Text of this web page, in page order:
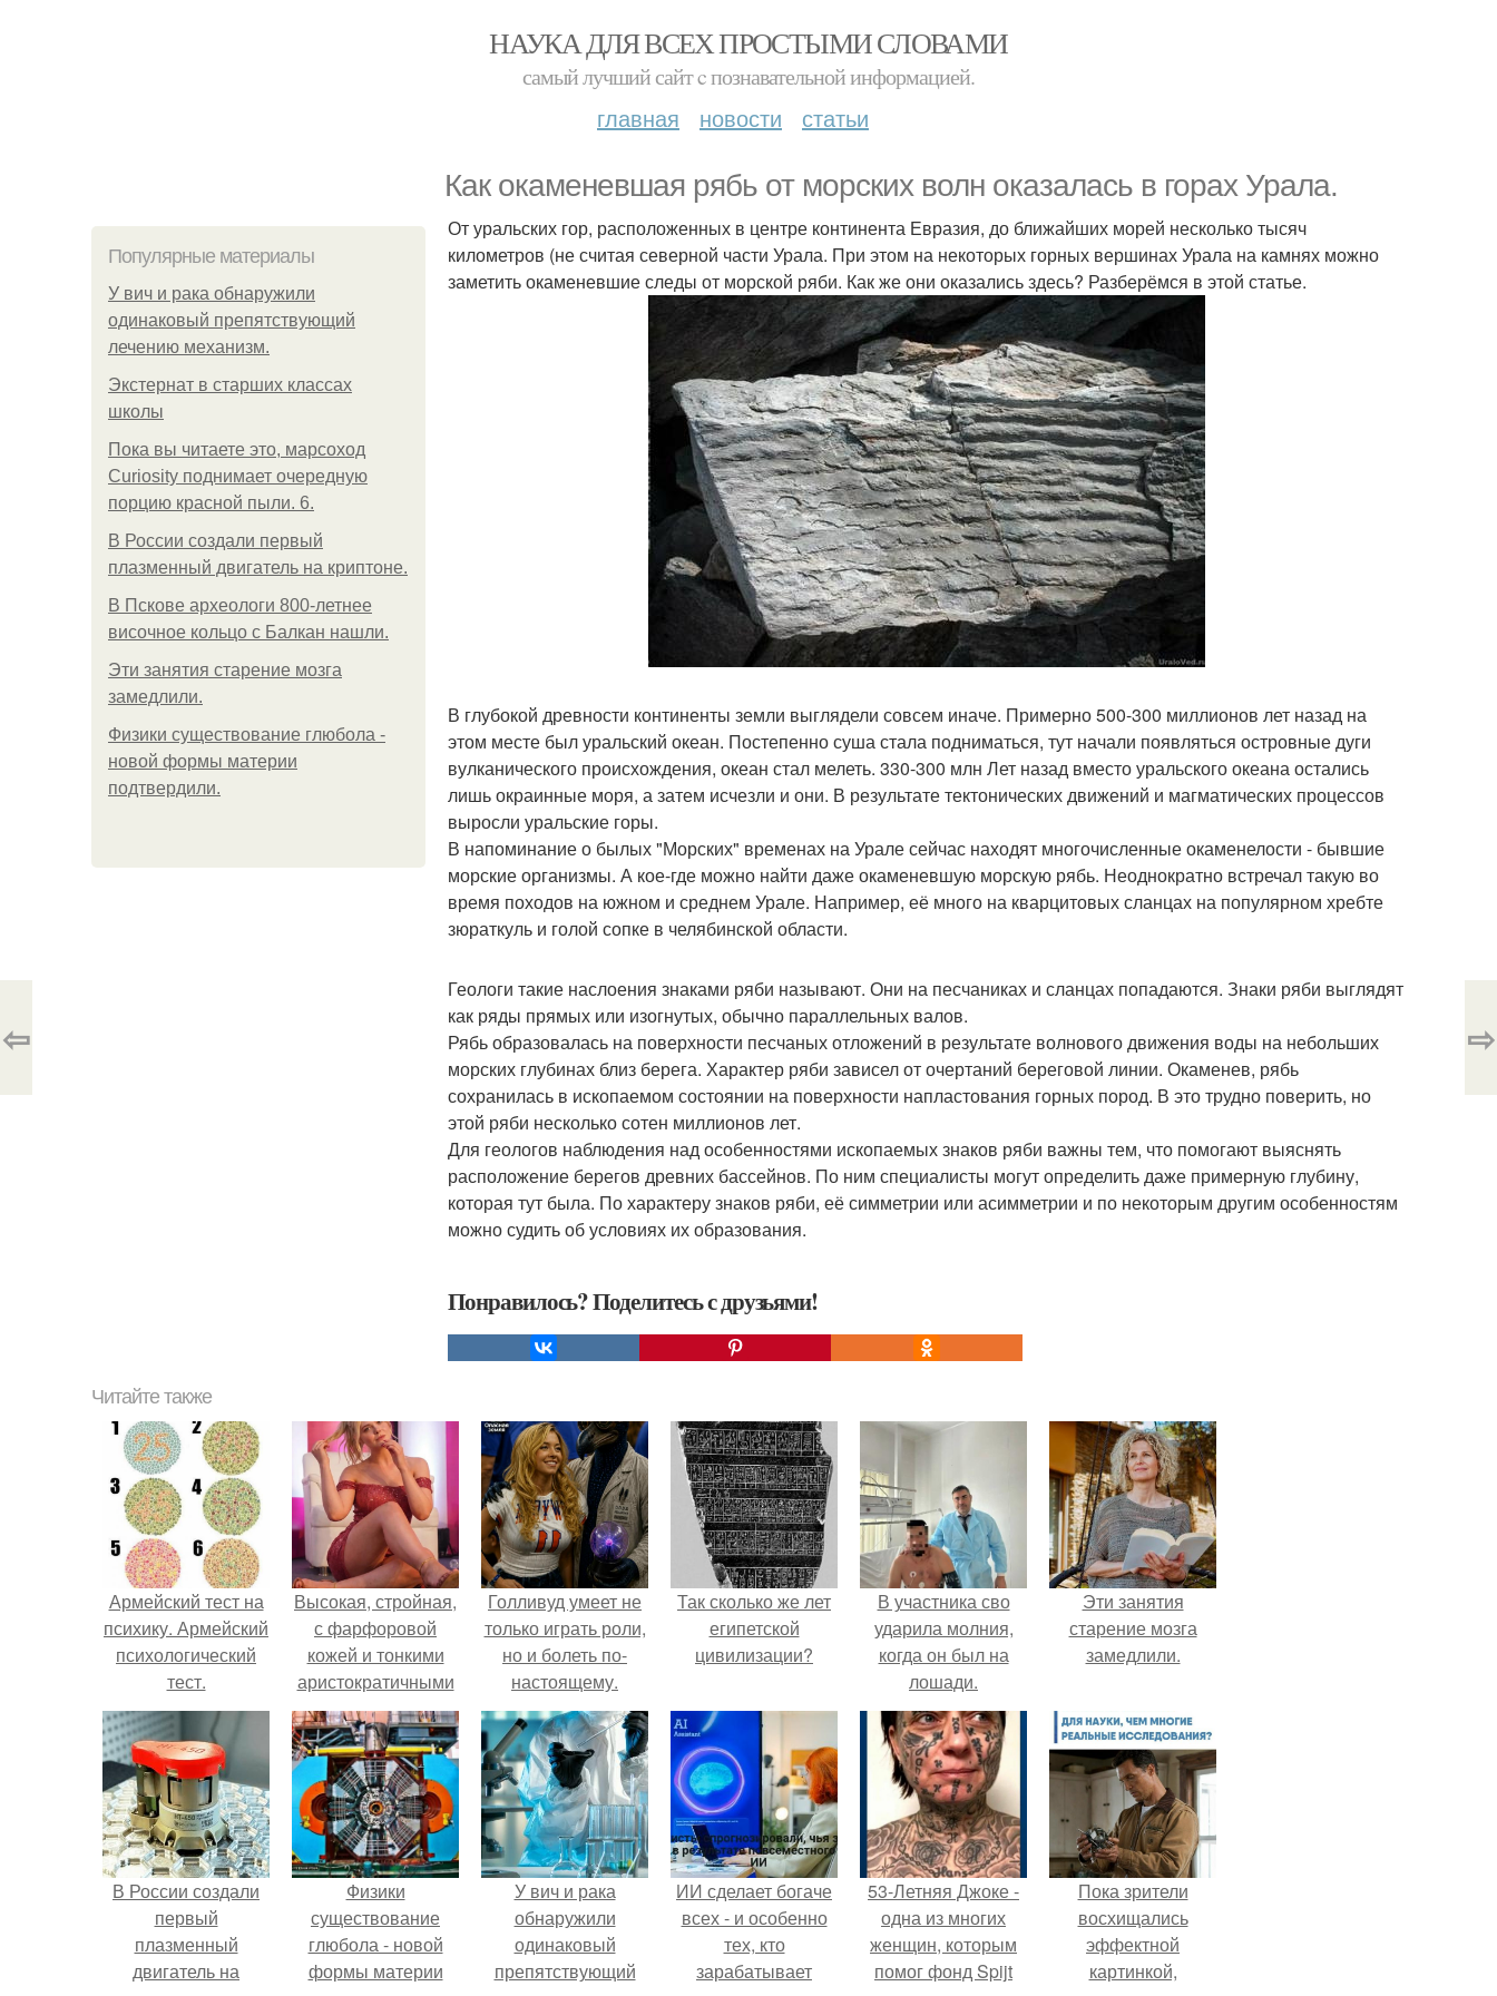
НАУКА ДЛЯ ВСЕХ ПРОСТЫМИ СЛОВАМИ
самый лучший сайт c познавательной информацией.
главная новости статьи
Как окаменевшая рябь от морских волн оказалась в горах Урала.
Популярные материалы
У вич и рака обнаружили
одинаковый препятствующий
лечению механизм.
Экстернат в старших классах
школы
Пока вы читаете это, марсоход
Curiosity поднимает очередную
порцию красной пыли. 6.
В России создали первый
плазменный двигатель на криптоне.
В Пскове археологи 800-летнее
височное кольцо с Балкан нашли.
Эти занятия старение мозга
замедлили.
Физики существование глюбола -
новой формы материи
подтвердили.
От уральских гор, расположенных в центре континента Евразия, до ближайших морей несколько тысяч
километров (не считая северной части Урала. При этом на некоторых горных вершинах Урала на камнях можно
заметить окаменевшие следы от морской ряби. Как же они оказались здесь? Разберёмся в этой статье.
В глубокой древности континенты земли выглядели совсем иначе. Примерно 500-300 миллионов лет назад на
этом месте был уральский океан. Постепенно суша стала подниматься, тут начали появляться островные дуги
вулканического происхождения, океан стал мелеть. 330-300 млн Лет назад вместо уральского океана остались
лишь окраинные моря, а затем исчезли и они. В результате тектонических движений и магматических процессов
выросли уральские горы.
В напоминание о былых "Морских" временах на Урале сейчас находят многочисленные окаменелости - бывшие
морские организмы. А кое-где можно найти даже окаменевшую морскую рябь. Неоднократно встречал такую во
время походов на южном и среднем Урале. Например, её много на кварцитовых сланцах на популярном хребте
зюраткуль и голой сопке в челябинской области.
Геологи такие наслоения знаками ряби называют. Они на песчаниках и сланцах попадаются. Знаки ряби выглядят
как ряды прямых или изогнутых, обычно параллельных валов.
Рябь образовалась на поверхности песчаных отложений в результате волнового движения воды на небольших
морских глубинах близ берега. Характер ряби зависел от очертаний береговой линии. Окаменев, рябь
сохранилась в ископаемом состоянии на поверхности напластования горных пород. В это трудно поверить, но
этой ряби несколько сотен миллионов лет.
Для геологов наблюдения над особенностями ископаемых знаков ряби важны тем, что помогают выяснять
расположение берегов древних бассейнов. По ним специалисты могут определить даже примерную глубину,
которая тут была. По характеру знаков ряби, её симметрии или асимметрии и по некоторым другим особенностям
можно судить об условиях их образования.
Понравилось? Поделитесь с друзьями!
⇦ ⇨
Читайте также
Армейский тест на
психику. Армейский
психологический
тест.
Высокая, стройная,
с фарфоровой
кожей и тонкими
аристократичными
чертами, эль
выглядит так, будто
сошла с полотна
художника.
Голливуд умеет не
только играть роли,
но и болеть по-
настоящему.
Так сколько же лет
египетской
цивилизации?
В участника сво
ударила молния,
когда он был на
лошади.
Эти занятия
старение мозга
замедлили.
В России создали
первый
плазменный
двигатель на
Физики
существование
глюбола - новой
формы материи
У вич и рака
обнаружили
одинаковый
препятствующий
ИИ сделает богаче
всех - и особенно
тех, кто
зарабатывает
53-Летняя Джоке -
одна из многих
женщин, которым
помог фонд Spijt
Пока зрители
восхищались
эффектной
картинкой,